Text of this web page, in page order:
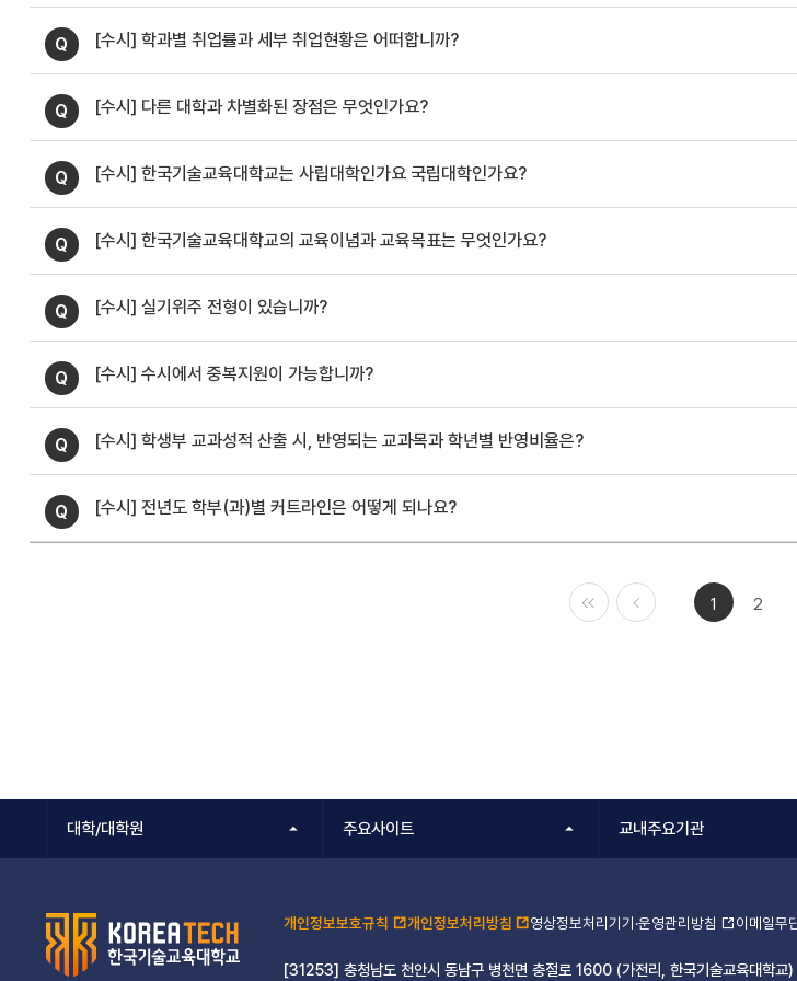
[수시] 학과별 취업률과 세부 취업현황은 어떠합니까?
[수시] 다른 대학과 차별화된 장점은 무엇인가요?
[수시] 한국기술교육대학교는 사립대학인가요 국립대학인가요?
[수시] 한국기술교육대학교의 교육이념과 교육목표는 무엇인가요?
[수시] 실기위주 전형이 있습니까?
[수시] 수시에서 중복지원이 가능합니까?
[수시] 학생부 교과성적 산출 시, 반영되는 교과목과 학년별 반영비율은?
[수시] 전년도 학부(과)별 커트라인은 어떻게 되나요?
1 2
대학/대학원 주요사이트 교내주요기관
개인정보보호규칙 개인정보처리방침 영상정보처리기기·운영관리방침 이메일무
[31253] 충청남도 천안시 동남구 병천면 충절로 1600 (가전리, 한국기술교육대학교